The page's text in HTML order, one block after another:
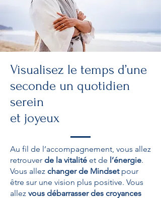
Visualisez le temps d’une
seconde un quotidien
serein
et joyeux
Au fil de l’accompagnement, vous allez
retrouver de la vitalité et de l’énergie.
Vous allez changer de Mindsetpour
être sur une vision plus positive. Vous
allez vous débarrasser des croyances